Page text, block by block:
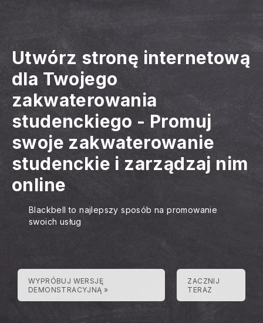
Utwórz stronę internetową
dla Twojego
zakwaterowania
studenckiego - Promuj
swoje zakwaterowanie
studenckie i zarządzaj nim
online
Blackbell to najlepszy sposób na promowanie
swoich usług
WYPRÓBUJ WERSJĘ
DEMONSTRACYJNĄ »
ZACZNIJ
TERAZ